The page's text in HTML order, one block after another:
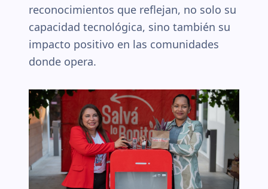
reconocimientos que reflejan, no solo su
capacidad tecnológica, sino también su
impacto positivo en las comunidades
donde opera.